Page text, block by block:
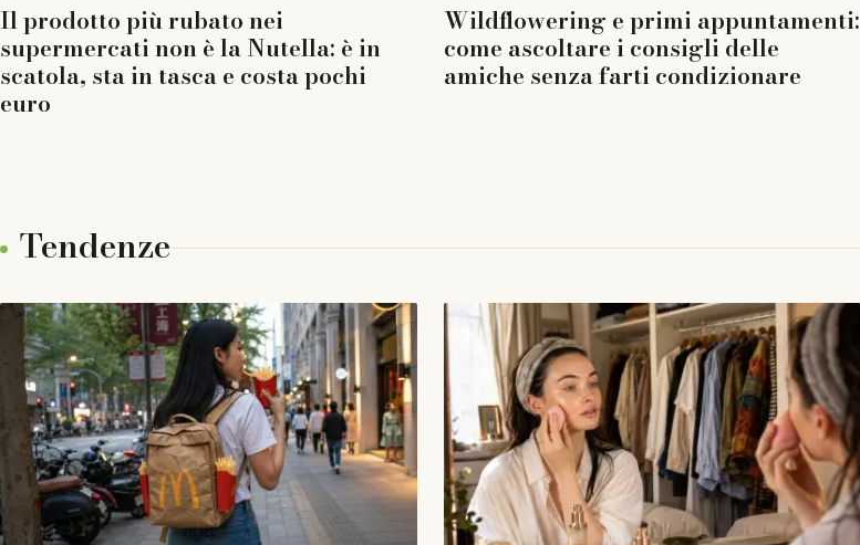
Il prodotto più rubato nei
supermercati non è la Nutella: è in
scatola, sta in tasca e costa pochi
euro
Wildflowering e primi appuntamenti:
come ascoltare i consigli delle
amiche senza farti condizionare
Tendenze